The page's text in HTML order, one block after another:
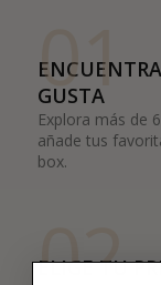
01
GUSTA
Explora más de
añade tus
box.
02
ELIGE TU